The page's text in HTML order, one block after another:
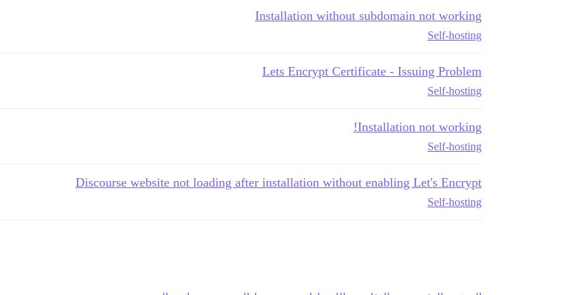
Installation without subdomain not working
Self-hosting
Lets Encrypt Certificate - Issuing Problem
Self-hosting
Installation not working!
Self-hosting
Discourse website not loading after installation without enabling Let's Encrypt
Self-hosting